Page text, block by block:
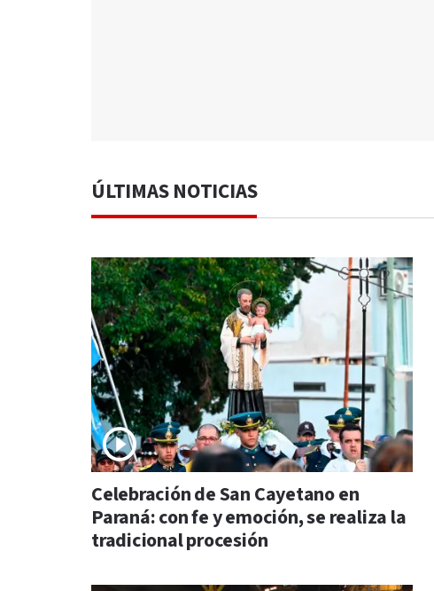
ÚLTIMAS NOTICIAS
Celebración de San Cayetano en
Paraná: con fe y emoción, se realiza la
tradicional procesión